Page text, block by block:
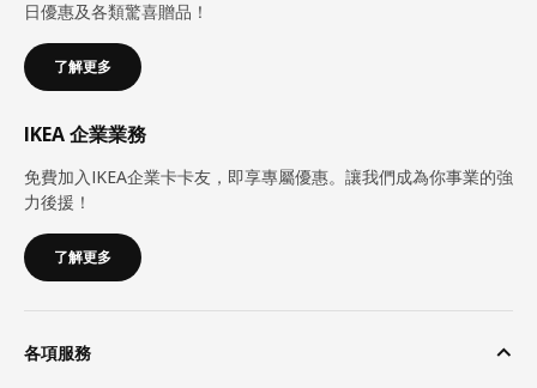
日優惠及各類驚喜贈品！
了解更多
IKEA 企業業務
免費加入IKEA企業卡卡友，即享專屬優惠。讓我們成為你事業的強
力後援！
了解更多
各項服務